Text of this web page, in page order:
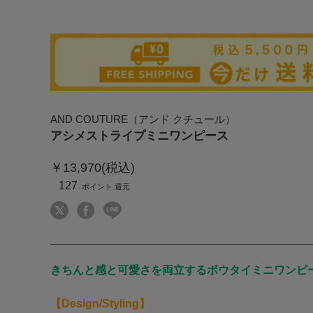
AND COUTURE（アンド クチュール）
アシメストライプミニワンピース
￥13,970(税込)
127
きちんと感と可愛さを両立するボウタイミニワンピ
【Design/Styling】